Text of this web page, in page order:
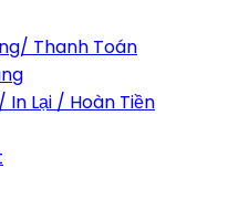
Thanh Toán
Lại / Hoàn Tiền